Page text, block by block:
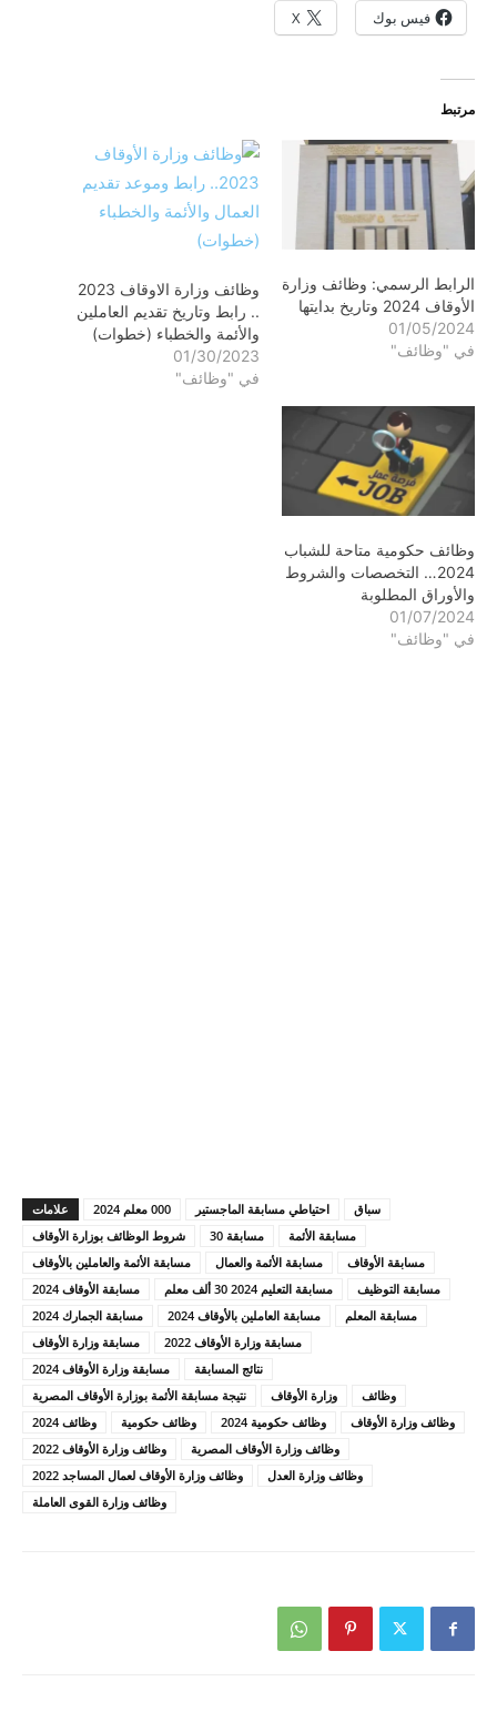
فيس بوك X
مرتبط
الرابط الرسمي: وظائف وزارة
الأوقاف 2024 وتاريخ بدايتها
01/05/2024
في "وظائف"
وظائف وزارة الاوقاف 2023
.. رابط وتاريخ تقديم العاملين
والأئمة والخطباء (خطوات)
01/30/2023
في "وظائف"
وظائف حكومية متاحة للشباب
2024… التخصصات والشروط
والأوراق المطلوبة
01/07/2024
في "وظائف"
علامات 000 معلم 2024 احتياطي مسابقة الماجستير
سباق
شروط الوظائف بوزارة الأوقاف
مسابقة 30
مسابقة الأئمة
مسابقة الأئمة والعاملين بالأوقاف
مسابقة الأئمة والعمال
مسابقة الأوقاف
مسابقة الأوقاف 2024
مسابقة التعليم 2024 30 ألف معلم
مسابقة التوظيف
مسابقة الجمارك 2024
مسابقة العاملين بالأوقاف 2024
مسابقة المعلم
مسابقة وزارة الأوقاف
مسابقة وزارة الأوقاف 2022
مسابقة وزارة الأوقاف 2024
نتائج المسابقة
نتيجة مسابقة الأئمة بوزارة الأوقاف المصرية
وزارة الأوقاف
وظائف
وظائف 2024
وظائف حكومية وظائف حكومية 2024
وظائف وزارة الأوقاف
وظائف وزارة الأوقاف 2022
وظائف وزارة الأوقاف المصرية
وظائف وزارة الأوقاف لعمال المساجد 2022
وظائف وزارة العدل
وظائف وزارة القوى العاملة